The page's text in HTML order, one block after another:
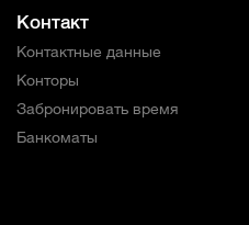
Контакт
Контактные данные
Конторы
Забронировать время
Банкоматы